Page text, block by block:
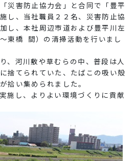
災害防止協力会」と合同で「豊平
し、当社職員２２名、災害防止協
し、本社周辺市道および豊平川左
東橋 間）の清掃活動を行いまし
、河川敷や草むらの中、普段は人
捨てられていた、たばこの吸い殻
拾い集められました。
施し、よりよい環境づくりに貢献